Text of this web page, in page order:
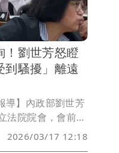
航海、醫學等領
治理藍圖，包括長
利、人本交通與公
直言，未來有機
台，力拚藍白席
席次。跨黨派的
高示範，開創基隆
！劉世芳怒瞪
到騷擾」離遠
導】內政部劉世芳
法院院會，會前媒
眾黨立委李貞秀質
一臉不悅，還有
2026/03/17 12:18